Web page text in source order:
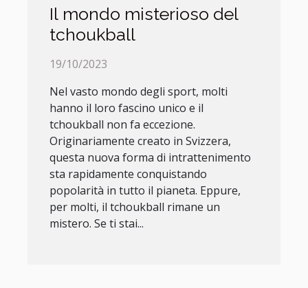
Il mondo misterioso del
tchoukball
19/10/2023
Nel vasto mondo degli sport, molti
hanno il loro fascino unico e il
tchoukball non fa eccezione.
Originariamente creato in Svizzera,
questa nuova forma di intrattenimento
sta rapidamente conquistando
popolarità in tutto il pianeta. Eppure,
per molti, il tchoukball rimane un
mistero. Se ti stai...